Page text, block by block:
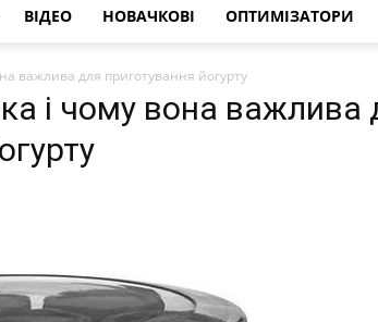
ВІДЕО НОВАЧКОВІ ОПТИМІЗАТОРИ
важлива для приготування йогурту
і чому вона важлива